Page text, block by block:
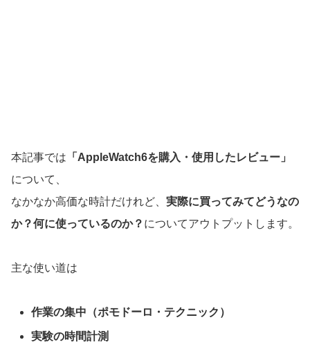
本記事では 「AppleWatch6を購入・使用したレビュー」
について、
なかなか高価な時計だけれど、 実際に買ってみてどうなの
か？何に使っているのか？ についてアウトプットします。
主な使い道は
作業の集中（ポモドーロ・テクニック）
実験の時間計測